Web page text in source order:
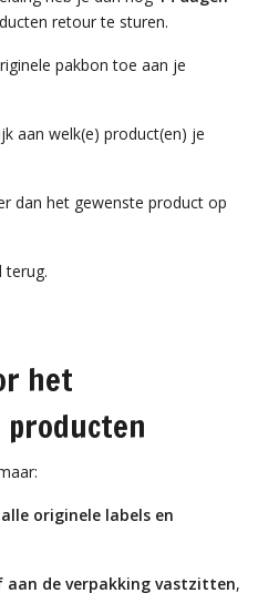
retour te sturen.
pakbon toe aan je
aan welk(e) product(en) je
dan het gewenste product op
terug.
het
originele labels en
aan de verpakking vastzitten,